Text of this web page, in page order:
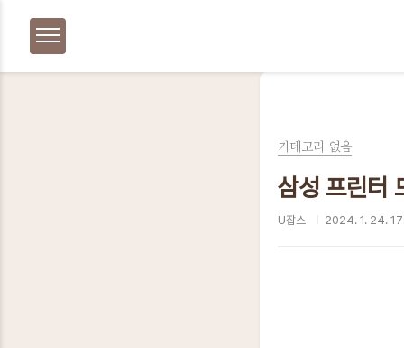
카테고리 없음
삼성 프린터
U잡스 2024. 1. 24.